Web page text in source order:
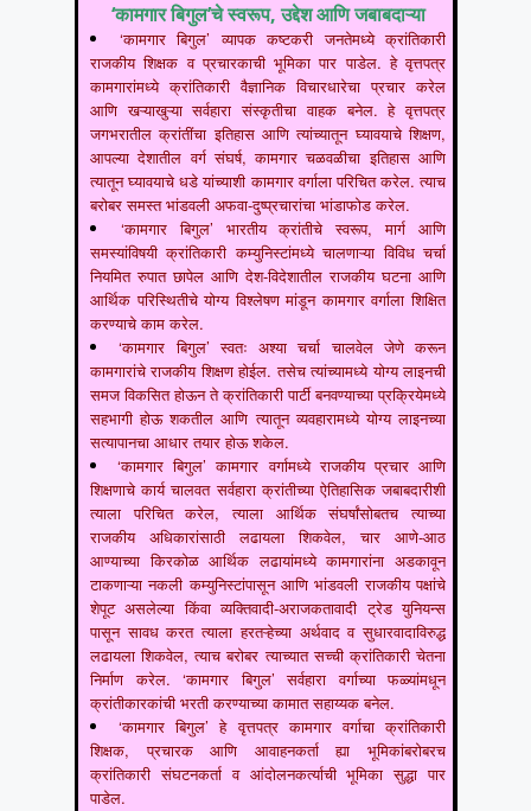
‘कामगार बिगुल’चे स्वरूप, उद्देश आणि जबाबदाऱ्या
‘कामगार बिगुल’ व्यापक कष्टकरी जनतेमध्ये क्रांतिकारी
राजकीय शिक्षक व प्रचारकाची भूमिका पार पाडेल. हे वृत्तपत्र
कामगारांमध्ये क्रांतिकारी वैज्ञानिक विचारधारेचा प्रचार करेल
आणि खऱ्याखुऱ्या सर्वहारा संस्कृतीचा वाहक बनेल. हे वृत्तपत्र
जगभरातील क्रांतींचा इतिहास आणि त्यांच्यातून घ्यावयाचे शिक्षण,
आपल्या देशातील वर्ग संघर्ष, कामगार चळवळीचा इतिहास आणि
त्यातून घ्यावयाचे धडे यांच्याशी कामगार वर्गाला परिचित करेल. त्याच
बरोबर समस्त भांडवली अफवा-दुष्प्रचारांचा भांडाफोड करेल.
‘कामगार बिगुल’ भारतीय क्रांतीचे स्वरूप, मार्ग आणि
समस्यांविषयी क्रांतिकारी कम्युनिस्टांमध्ये चालणाऱ्या विविध चर्चा
नियमित रुपात छापेल आणि देश-विदेशातील राजकीय घटना आणि
आर्थिक परिस्थितीचे योग्य विश्लेषण मांडून कामगार वर्गाला शिक्षित
करण्याचे काम करेल.
‘कामगार बिगुल’ स्वतः अश्या चर्चा चालवेल जेणे करून
कामगारांचे राजकीय शिक्षण होईल. तसेच त्यांच्यामध्ये योग्य लाइनची
समज विकसित होऊन ते क्रांतिकारी पार्टी बनवण्याच्या प्रक्रियेमध्ये
सहभागी होऊ शकतील आणि त्यातून व्यवहारामध्ये योग्य लाइनच्या
सत्यापानचा आधार तयार होऊ शकेल.
‘कामगार बिगुल’ कामगार वर्गामध्ये राजकीय प्रचार आणि
शिक्षणाचे कार्य चालवत सर्वहारा क्रांतीच्या ऐतिहासिक जबाबदारीशी
त्याला परिचित करेल, त्याला आर्थिक संघर्षांसोबतच त्याच्या
राजकीय अधिकारांसाठी लढायला शिकवेल, चार आणे-आठ
आण्याच्या किरकोळ आर्थिक लढायांमध्ये कामगारांना अडकावून
टाकणाऱ्या नकली कम्युनिस्टांपासून आणि भांडवली राजकीय पक्षांचे
शेपूट असलेल्या किंवा व्यक्तिवादी-अराजकतावादी ट्रेड युनियन्स
पासून सावध करत त्याला हरतऱ्हेच्या अर्थवाद व सुधारवादाविरुद्ध
लढायला शिकवेल, त्याच बरोबर त्याच्यात सच्ची क्रांतिकारी चेतना
निर्माण करेल. ‘कामगार बिगुल’ सर्वहारा वर्गाच्या फळ्यांमधून
क्रांतीकारकांची भरती करण्याच्या कामात सहाय्यक बनेल.
‘कामगार बिगुल’ हे वृत्तपत्र कामगार वर्गाचा क्रांतिकारी
शिक्षक, प्रचारक आणि आवाहनकर्ता ह्या भूमिकांबरोबरच
क्रांतिकारी संघटनकर्ता व आंदोलनकर्त्याची भूमिका सुद्धा पार
पाडेल.